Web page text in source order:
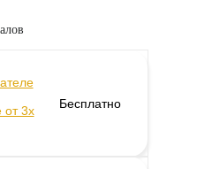
от 3х
Бесплатно